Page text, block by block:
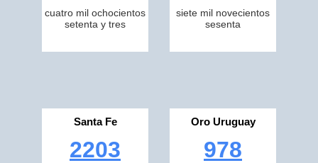
cuatro mil ochocientos
setenta y tres
siete mil novecientos
sesenta
Santa Fe
2203
Oro Uruguay
978